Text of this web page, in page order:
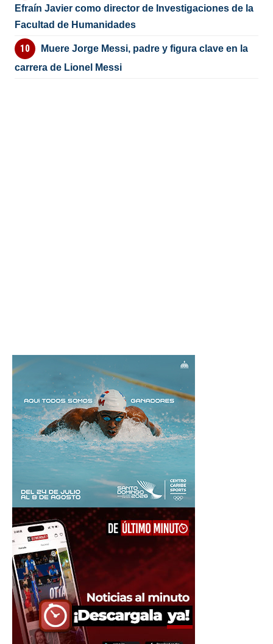
Efraín Javier como director de Investigaciones de la
Facultad de Humanidades
Muere Jorge Messi, padre y figura clave en la
carrera de Lionel Messi